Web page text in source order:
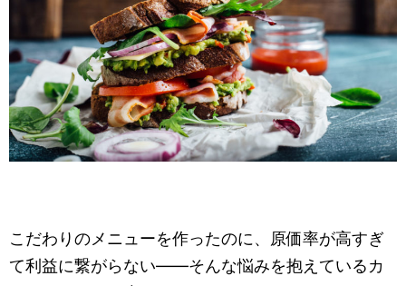
こだわりのメニューを作ったのに、原価率が高すぎ
て利益に繋がらない——そんな悩みを抱えているカ